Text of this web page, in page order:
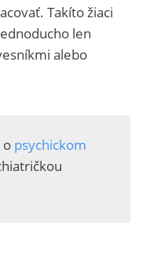
Takíto žiaci
len
alebo
o psychickom